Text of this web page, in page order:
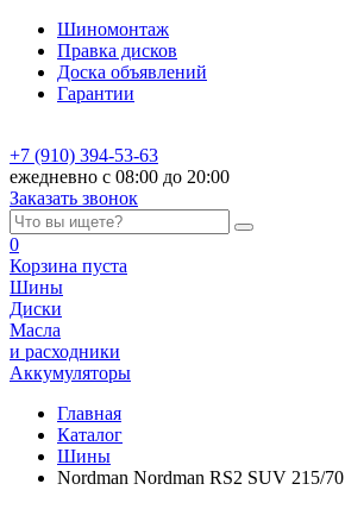
Шиномонтаж
Правка дисков
Доска объявлений
Гарантии
+7 (910) 394-53-63
ежедневно с 08:00 до 20:00
Заказать звонок
0
Корзина пуста
Шины
Диски
Масла
и расходники
Аккумуляторы
Главная
Каталог
Шины
Nordman Nordman RS2 SUV 215/